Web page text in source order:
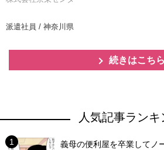
派遣社員 / 神奈川県
続きはこちら
人気記事ランキ
義母の便利屋を卒業してノ